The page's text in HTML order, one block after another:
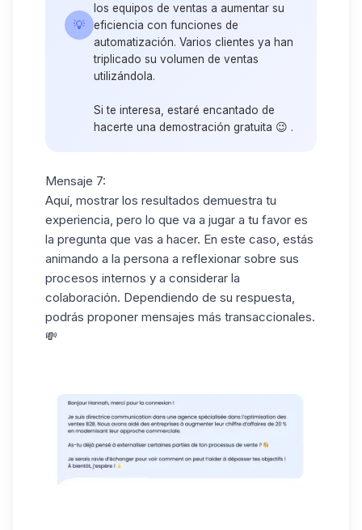
💡
los equipos de ventas a aumentar su
eficiencia con funciones de
automatización. Varios clientes ya han
triplicado su volumen de ventas
utilizándola.
Si te interesa, estaré encantado de
hacerte una demostración gratuita 😉 .
Mensaje 7:
Aquí, mostrar los resultados demuestra tu
experiencia, pero lo que va a jugar a tu favor es
la pregunta que vas a hacer. En este caso, estás
animando a la persona a reflexionar sobre sus
procesos internos y a considerar la
colaboración. Dependiendo de su respuesta,
podrás proponer mensajes más transaccionales.
💸